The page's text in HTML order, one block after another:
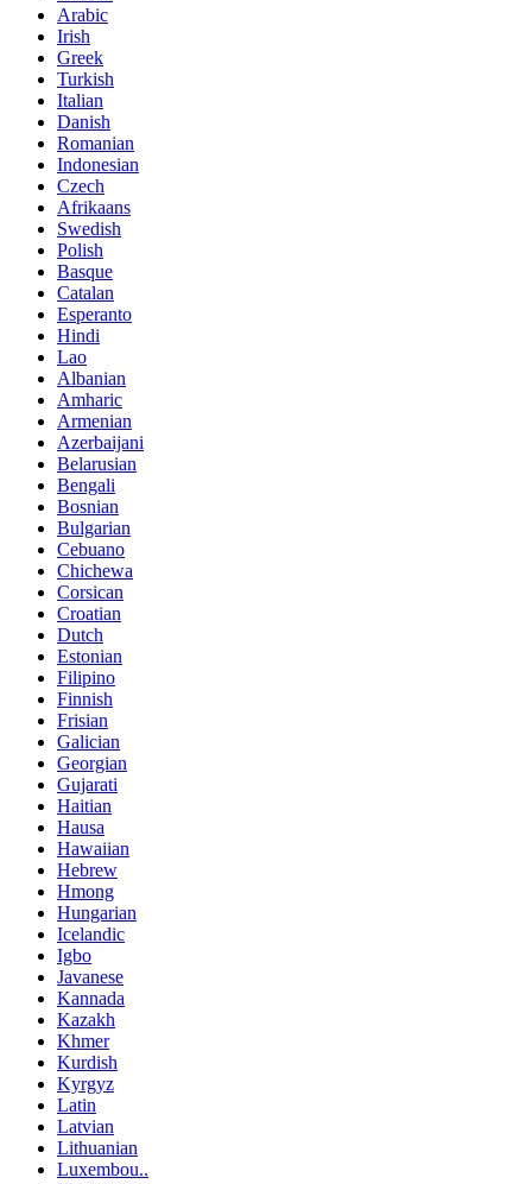
Arabic
Irish
Greek
Turkish
Italian
Danish
Romanian
Indonesian
Czech
Afrikaans
Swedish
Polish
Basque
Catalan
Esperanto
Hindi
Lao
Albanian
Amharic
Armenian
Azerbaijani
Belarusian
Bengali
Bosnian
Bulgarian
Cebuano
Chichewa
Corsican
Croatian
Dutch
Estonian
Filipino
Finnish
Frisian
Galician
Georgian
Gujarati
Haitian
Hausa
Hawaiian
Hebrew
Hmong
Hungarian
Icelandic
Igbo
Javanese
Kannada
Kazakh
Khmer
Kurdish
Kyrgyz
Latin
Latvian
Lithuanian
Luxembou..